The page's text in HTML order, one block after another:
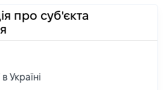
про суб'єкта
Україні